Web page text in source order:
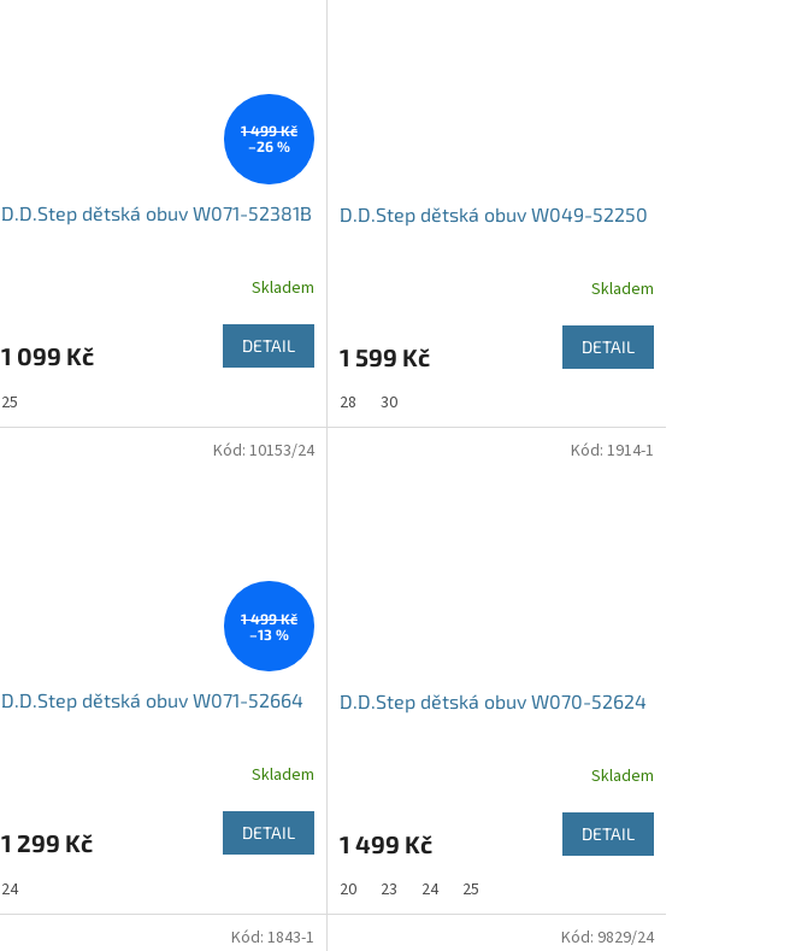
1 499 Kč
–26 %
D.D.Step dětská obuv W071-52381B
Skladem
1 099 Kč DETAIL
25
D.D.Step dětská obuv W049-52250
Skladem
1 599 Kč DETAIL
28 30
1 499 Kč
–13 %
D.D.Step dětská obuv W071-52664
Skladem
1 299 Kč DETAIL
24
Kód: 10153/24
D.D.Step dětská obuv W070-52624
Skladem
1 499 Kč DETAIL
20 23 24 25
Kód: 1914-1
Kód: 1843-1 Kód: 9829/24